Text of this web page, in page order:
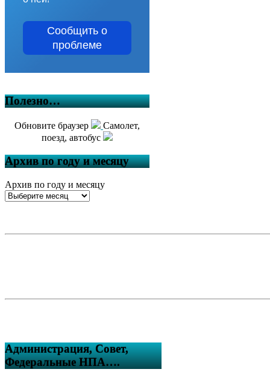
Сообщить о
проблеме
Полезно…
Обновите браузер
Самолет,
поезд, автобус
Архив по году и месяцу
Архив по году и месяцу
Администрация, Совет,
Федеральные НПА….